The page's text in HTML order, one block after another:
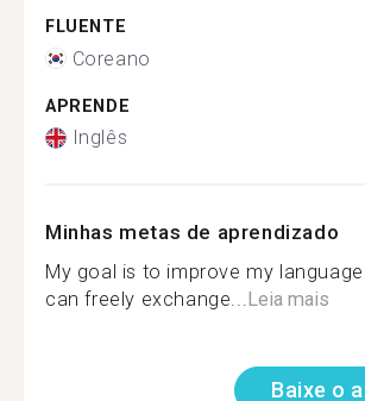
FLUENTE
Coreano
APRENDE
Inglês
Minhas metas de aprendizado
My goal is to improve my
can freely exchange...Leia mais
Baixe o